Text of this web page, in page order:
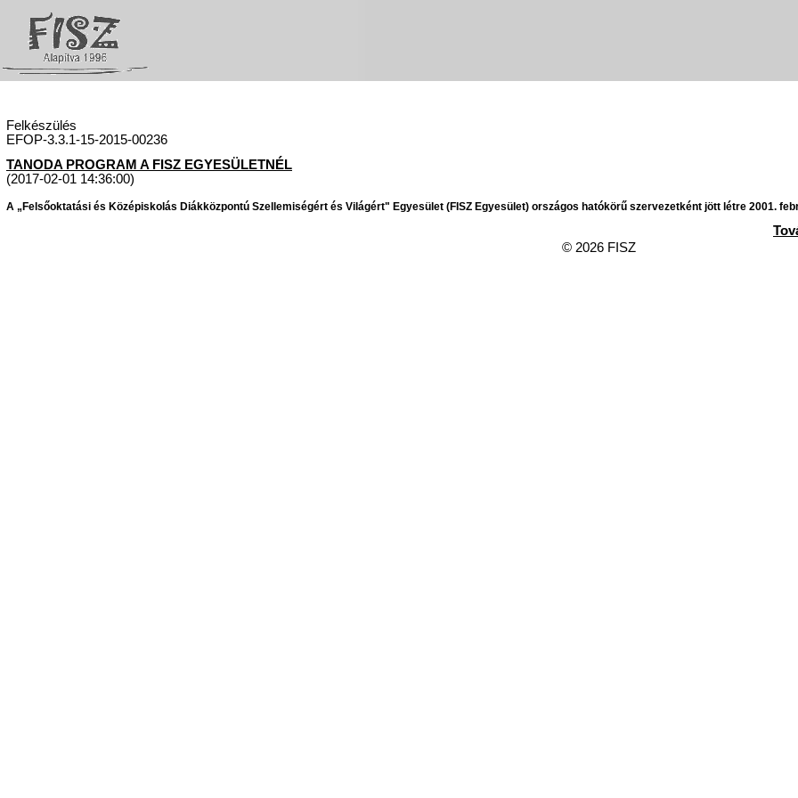
Felkészülés
EFOP-3.3.1-15-2015-00236
TANODA PROGRAM A FISZ EGYESÜLETNÉL
(2017-02-01 14:36:00)
A „Felsőoktatási és Középiskolás Diákközpontú Szellemiségért és Világért" Egyesület (FISZ Egyesület) országos hatókörű szervezetként jött létre 2001.
© 2026 FISZ